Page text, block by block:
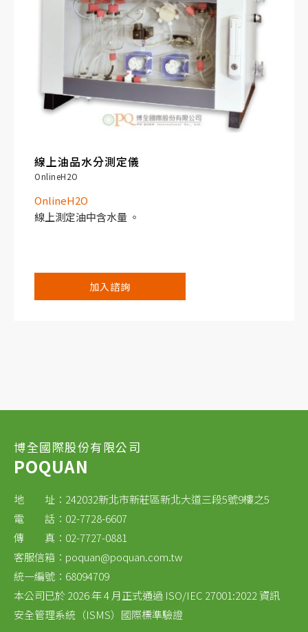
線上油品水分測定儀
OnlineH2O
OnlineH2O
線上測定油中含水量 。
加入諮詢
博全國際股份有限公司
POQUAN
地 址：242032新北市新莊區新北大道三段5號9樓之5
電 話：02-7728-6607
傳 真：02-7727-0881
客服信箱： poquan@poquan.com.tw
統一編號：68094709
本公司已於 2026 年 4 月正式通過 ISO/IEC 27001:2022 資訊
安全管理系統（ISMS）國際標準驗證